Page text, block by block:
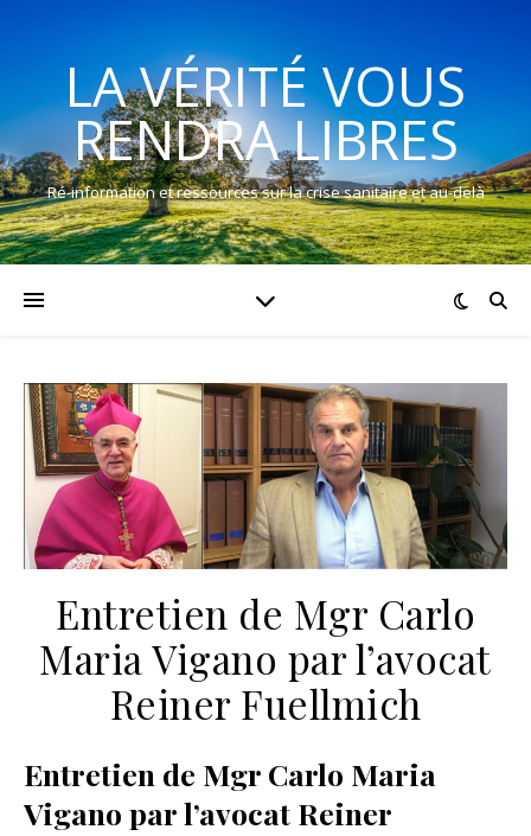
LA VÉRITÉ VOUS
RENDRA LIBRES
Ré-information et ressources sur la crise sanitaire et au-delà
Entretien de Mgr Carlo
Maria Vigano par l’avocat
Reiner Fuellmich
Entretien de Mgr Carlo Maria
Vigano par l’avocat Reiner